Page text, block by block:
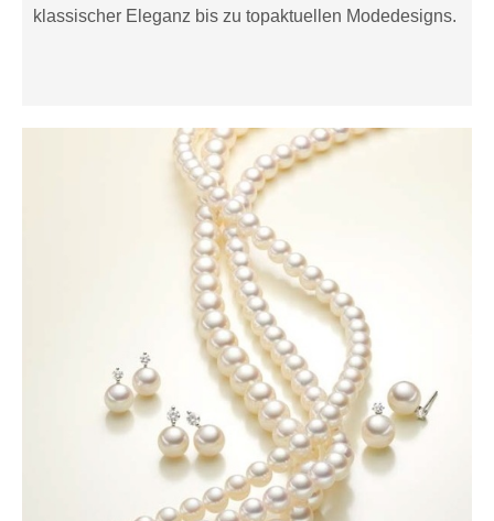
klassischer Eleganz bis zu topaktuellen Modedesigns.